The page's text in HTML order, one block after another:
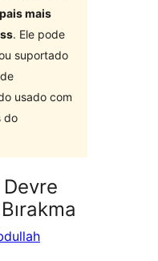
mais
. Ele pode
suportado
usado com
do
Devre
Bırakma